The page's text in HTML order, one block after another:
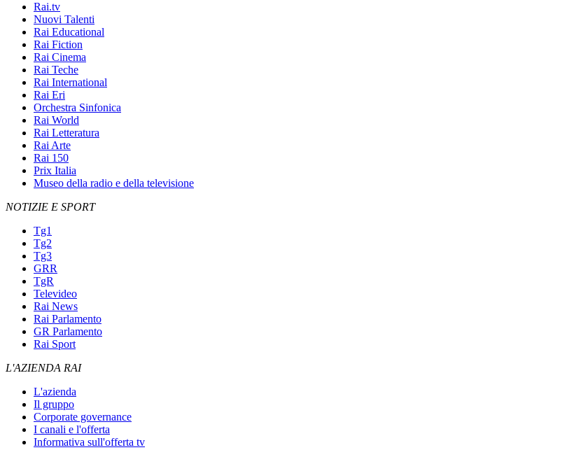
Rai.tv
Nuovi Talenti
Rai Educational
Rai Fiction
Rai Cinema
Rai Teche
Rai International
Rai Eri
Orchestra Sinfonica
Rai World
Rai Letteratura
Rai Arte
Rai 150
Prix Italia
Museo della radio e della televisione
NOTIZIE E SPORT
Tg1
Tg2
Tg3
GRR
TgR
Televideo
Rai News
Rai Parlamento
GR Parlamento
Rai Sport
L'AZIENDA RAI
L'azienda
Il gruppo
Corporate governance
I canali e l'offerta
Informativa sull'offerta tv